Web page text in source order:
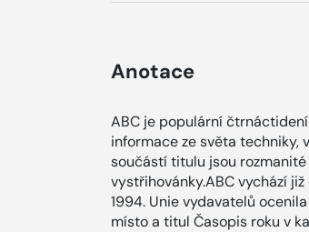
Anotace
ABC je populární
informace ze světa techniky,
součástí titulu jsou
vystřihovánky.ABC vychází
1994. Unie vydavatelů
místo a titul Časopis roku v